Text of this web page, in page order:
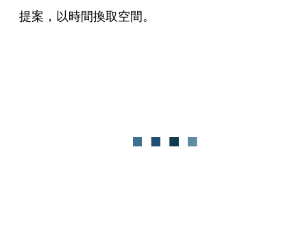
提案，以時間換取空間。